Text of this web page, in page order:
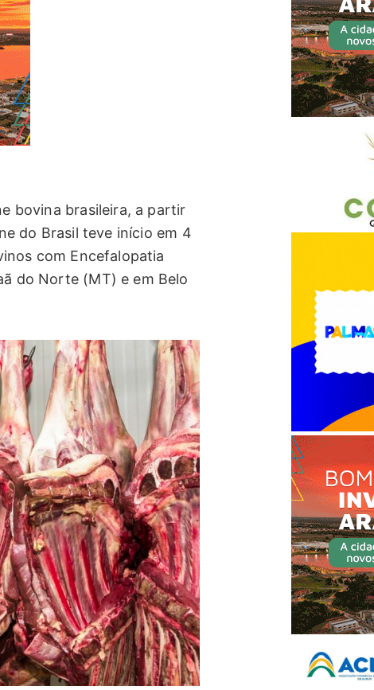
bovina brasileira, a partir
do Brasil teve início em 4
com Encefalopatia
do Norte (MT) e em Belo